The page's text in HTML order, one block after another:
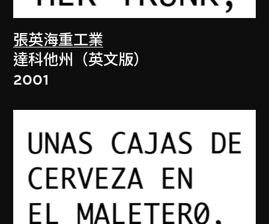
張英海重工業
達科他州（英文版）
2001